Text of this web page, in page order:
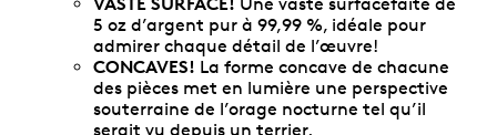
5 oz d’argent pur à 99,99 %, idéale pour
admirer chaque détail de l’œuvre!
CONCAVES! La forme concave de chacune
des pièces met en lumière une perspective
souterraine de l’orage nocturne tel qu’il
serait vu depuis un terrier.